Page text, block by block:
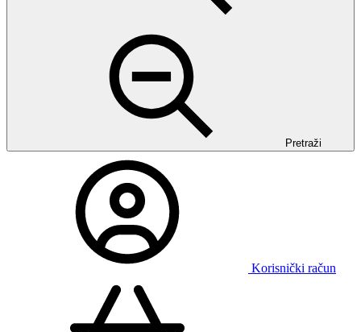
Pretraži
Korisnički račun